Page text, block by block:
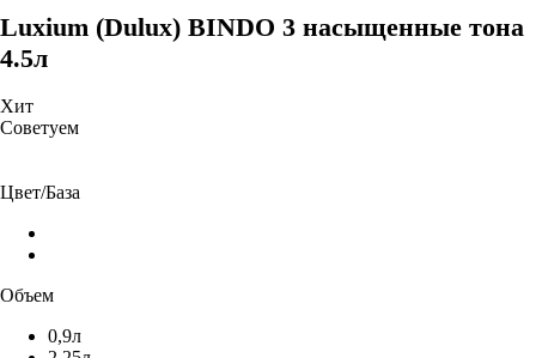
Luxium (Dulux) BINDO 3 насыщенные тона
4.5л
Хит
Советуем
Цвет/База
Объем
0,9л